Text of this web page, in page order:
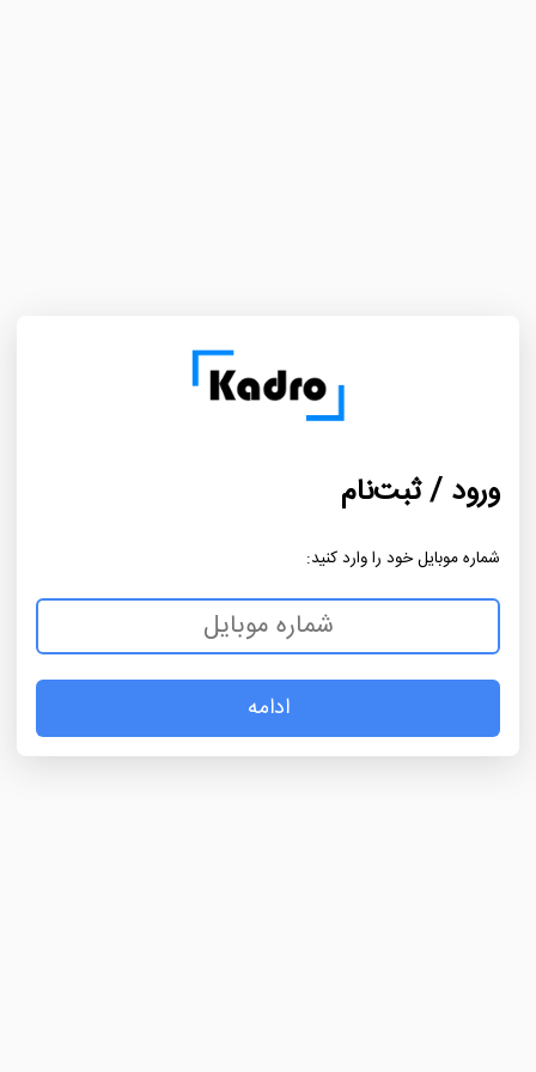
ورود / ثبت‌نام
شماره موبایل خود را وارد کنید:
ادامه